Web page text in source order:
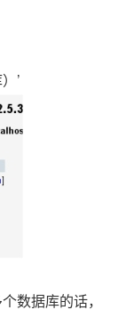
’
数据库的话，